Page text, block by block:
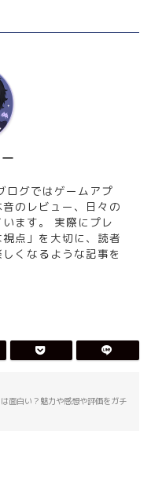
ログではゲームアプ
のレビュー、日々の
ます。 実際にプレ
点」を大切に、読者
くなるような記事を
面白い？魅力や感想や評価をガチ